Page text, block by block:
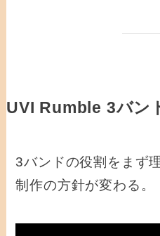
UVI Rumble 3バン
3バンドの役割をまず
制作の方針が変わる。